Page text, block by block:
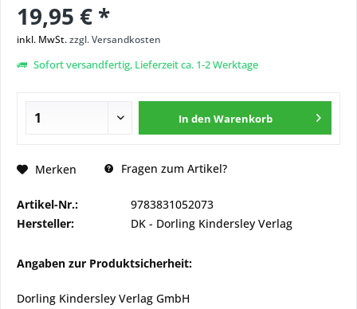
19,95 € *
inkl. MwSt.zzgl. Versandkosten
Sofort versandfertig, Lieferzeit ca. 1-2 Werktage
In den Warenkorb
Merken Fragen zum Artikel?
Artikel-Nr.:
9783831052073
Hersteller:
DK - Dorling Kindersley Verlag
Angaben zur Produktsicherheit:
Dorling Kindersley Verlag GmbH